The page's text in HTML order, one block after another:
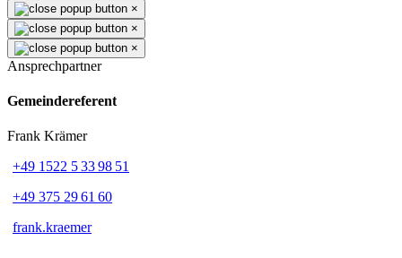
×
×
×
Ansprechpartner
Gemeindereferent
Frank Krämer
+49 1522 5 33 98 51
+49 375 29 61 60
frank.kraemer